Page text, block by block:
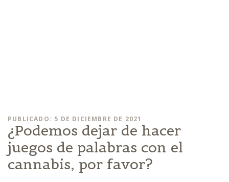
PUBLICADO: 5 DE DICIEMBRE DE 2021
¿Podemos dejar de hacer
juegos de palabras con el
cannabis, por favor?